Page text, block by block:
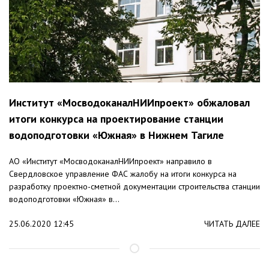
Институт «МосводоканалНИИпроект» обжаловал
итоги конкурса на проектирование станции
водоподготовки «Южная» в Нижнем Тагиле
АО «Институт «МосводоканалНИИпроект» направило в
Свердловское управление ФАС жалобу на итоги конкурса на
разработку проектно-сметной документации строительства станции
водоподготовки «Южная» в...
25.06.2020 12:45 ЧИТАТЬ ДАЛЕЕ